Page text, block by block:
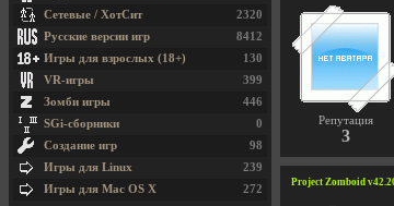
Репутация
3
Project Zomboid
2320
Сетевые / ХотСит
8412
Русские версии игр
130
Игры для взрослых (18+)
399
VR-игры
446
Зомби игры
0
SGi-сборники
98
Создание игр
239
Игры для Linux
272
Игры для Mac OS X